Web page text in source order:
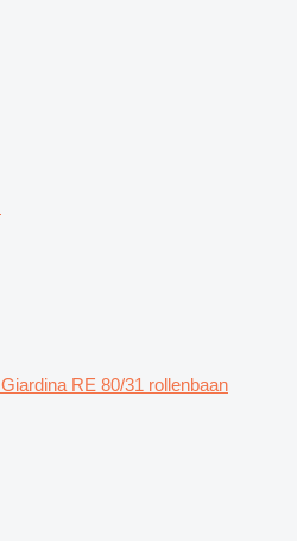
Giardina RE 80/31 rollenbaan